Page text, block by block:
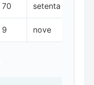
70 setenta
9 nove